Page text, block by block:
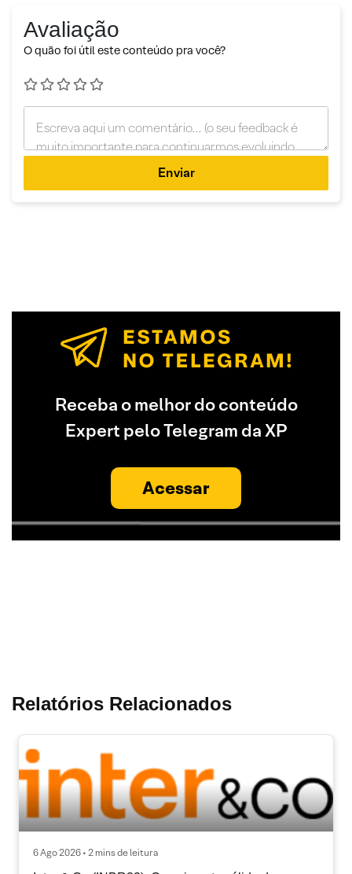
Avaliação
O quão foi útil este conteúdo pra você?
Enviar
Receba o melhor do conteúdo
Expert pelo Telegram da XP
Acessar
Relatórios Relacionados
6 Ago 2026 • 2 mins de leitura